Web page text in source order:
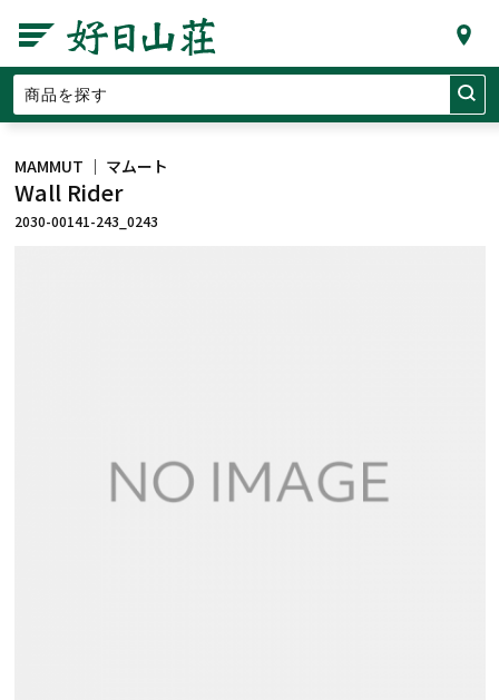
MAMMUT ｜ マムート
Wall Rider
2030-00141-243_0243